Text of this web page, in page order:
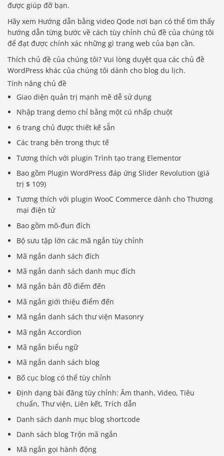
được giúp đỡ bạn.
Hãy xem Hướng dẫn bằng video Qode nơi bạn có thể tìm thấy
hướng dẫn từng bước về cách tùy chỉnh chủ đề của chúng tôi
để đạt được chính xác những gì trang web của bạn cần.
Thích chủ đề của chúng tôi? Vui lòng duyệt qua các chủ đề
WordPress khác của chúng tôi dành cho blog du lịch.
Tính năng chủ đề
Giao diện quản trị mạnh mẽ dễ sử dụng
Nhập trang demo chỉ bằng một cú nhấp chuột
6 trang chủ được thiết kế sẵn
Các trang bên trong thực tế
Tương thích với plugin Trình tạo trang Elementor
Bao gồm Plugin WordPress đáp ứng Slider Revolution (giá
trị $ 109)
Tương thích với plugin WooC Commerce dành cho Thương
mại điện tử
Bao gồm mô-đun đích
Bộ sưu tập lớn các mã ngắn tùy chỉnh
Mã ngắn danh sách đích
Mã ngắn danh sách danh mục đích
Mã ngắn bản đồ điểm đến
Mã ngắn giới thiệu điểm đến
Mã ngắn danh sách thư viện Masonry
Mã ngắn Accordion
Mã ngắn biểu ngữ
Mã ngắn danh sách blog
Bố cục blog có thể tùy chỉnh
Định dạng bài đăng tùy chỉnh: Âm thanh, Video, Tiêu
chuẩn, Thư viện, Liên kết, Trích dẫn
Danh sách danh mục blog shortcode
Danh sách blog Trộn mã ngắn
Mã ngắn gọi hành động